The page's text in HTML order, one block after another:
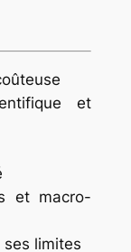
et
et macro-
limites